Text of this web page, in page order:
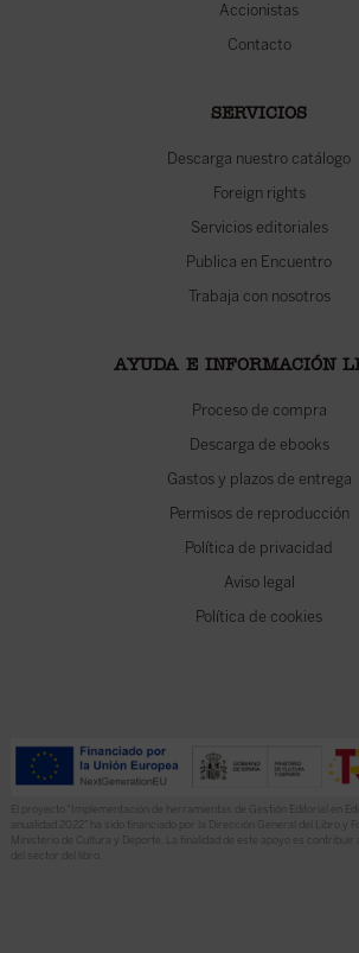
Accionistas
Contacto
SERVICIOS
Descarga nuestro catálogo
Foreign rights
Servicios editoriales
Publica en Encuentro
Trabaja con nosotros
AYUDA E INFORMACIÓN
Proceso de compra
Descarga de ebooks
Gastos y plazos de entrega
Permisos de reproducción
Política de privacidad
Aviso legal
Política de cookies
El proyecto “Implementación de herramientas de Gestión Editorial en
anualidad 2022” ha sido financiado por la Dirección General del Libro y
Ministerio de Cultura y Deporte. La finalidad de este apoyo es contribuir
del sector del libro.